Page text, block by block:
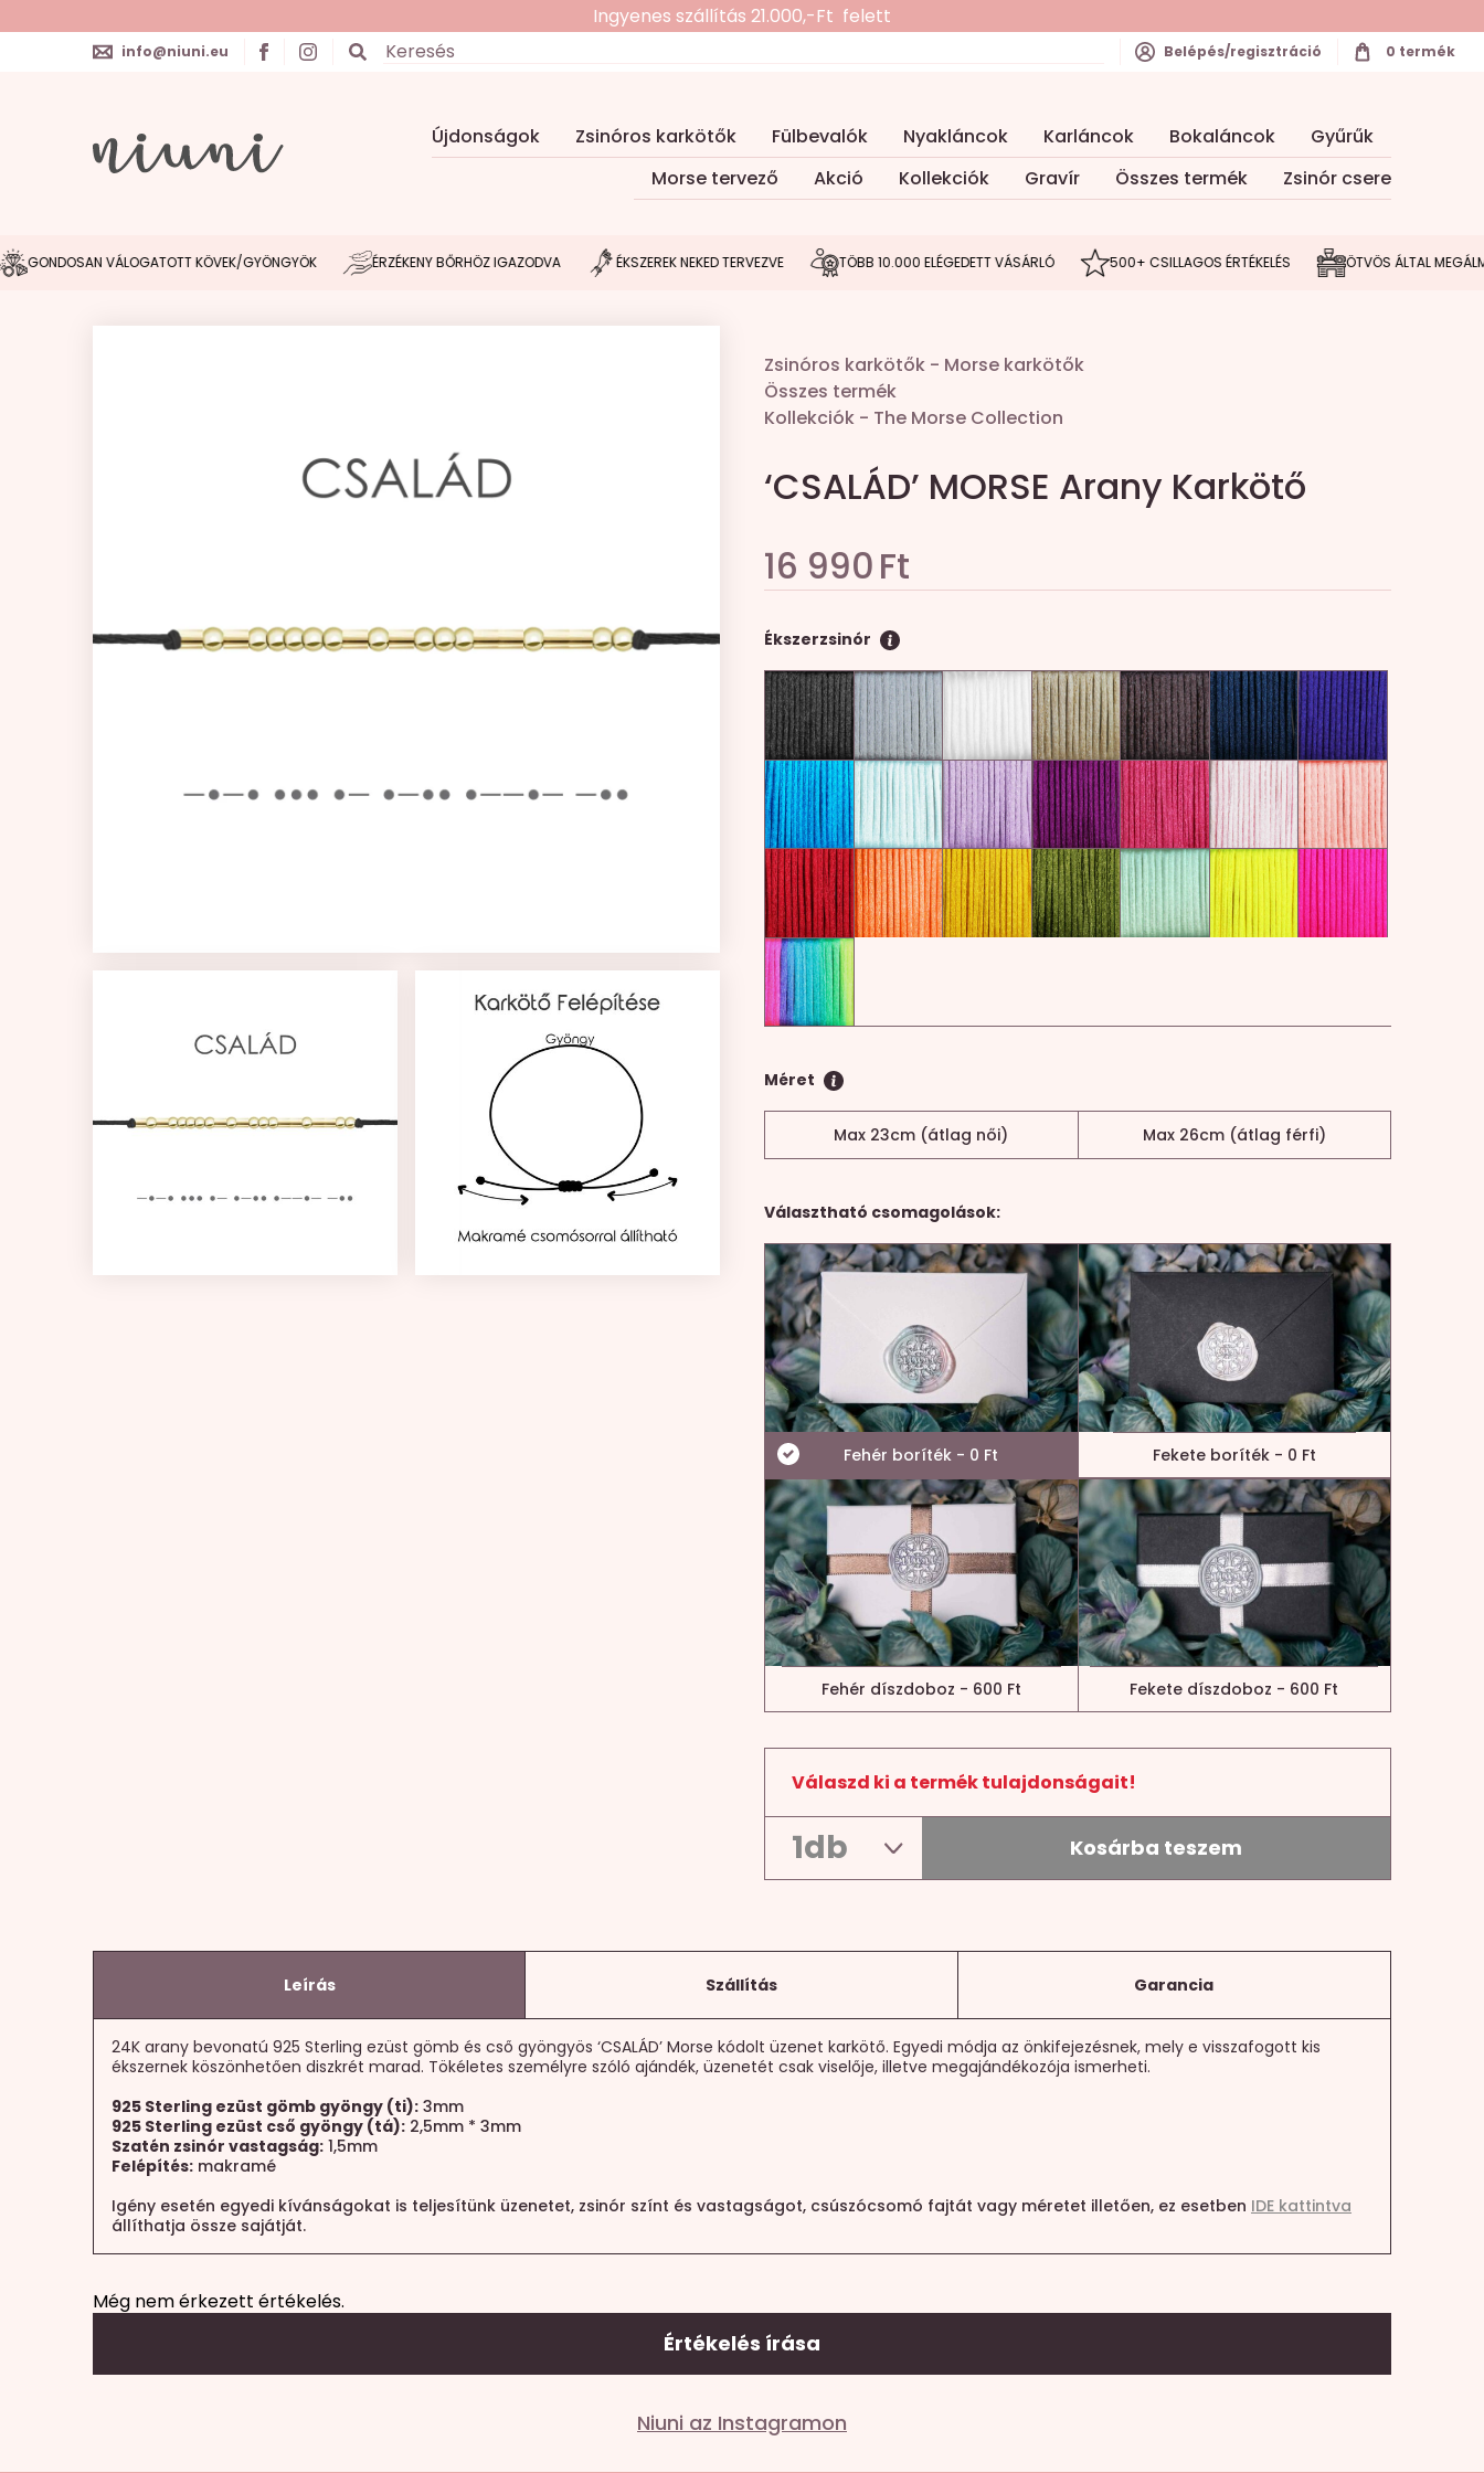
Újdonságok Zsinóros karkötők Fülbevalók Nyakláncok Karláncok Bokaláncok
Gyűrűk
Morse tervező
Akció Kollekciók Gravír Összes termék Zsinór csere
info@niuni.eu Belépés/regisztráció 0 termék
Ingyenes szállítás 21.000,-Ft felett
VÁLOGATOTT KÖVEK/GYÖNGYÖK ÉRZÉKENY BŐRHÖZ IGAZODVA ÉKSZEREK NEKED TERVEZVE TÖBB 10.000 ELÉGEDETT VÁSÁRLÓ 500+ CSILLAGOS ÉRTÉKELÉS ÖTVÖS ÁLTAL MEGÁLMODOTT
Zsinóros karkötők - Morse karkötők
Összes termék
Kollekciók - The Morse Collection
‘CSALÁD’ MORSE Arany Karkötő
16 990Ft
Ékszerzsinór
Méret
Max 23cm (átlag női) Max 26cm (átlag férfi)
Választható csomagolások:
Fehér boríték - 0 Ft Fekete boríték - 0 Ft
Fehér díszdoboz - 600 Ft Fekete díszdoboz - 600 Ft
Válaszd ki a termék tulajdonságait!
Kosárba teszem
Leírás Szállítás Garancia
24K arany bevonatú 925 Sterling ezüst gömb és cső gyöngyös ‘CSALÁD’ Morse kódolt üzenet karkötő. Egyedi módja az önkifejezésnek, mely e visszafogott kis
ékszernek köszönhetően diszkrét marad. Tökéletes személyre szóló ajándék, üzenetét csak viselője, illetve megajándékozója ismerheti.
925 Sterling ezüst gömb gyöngy (ti): 3mm
925 Sterling ezüst cső gyöngy (tá): 2,5mm * 3mm
Szatén zsinór vastagság: 1,5mm
Felépítés: makramé
Igény esetén egyedi kívánságokat is teljesítünk üzenetet, zsinór színt és vastagságot, csúszócsomó fajtát vagy méretet illetően, ez esetben IDE kattintva
állíthatja össze sajátját.
Még nem érkezett értékelés.
Értékelés írása
Niuni az Instagramon